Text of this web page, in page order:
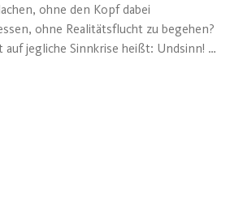
ohne den Kopf dabei
ohne Realitätsflucht zu begehen?
jegliche Sinnkrise heißt: Undsinn! /
Künstlern unter den Comedians, den